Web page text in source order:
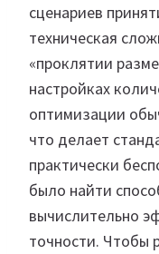
сценариев
техническая
«проклятии
настройках
оптимизации
что делает
практически
было найти
вычислительно
точности. Чтобы